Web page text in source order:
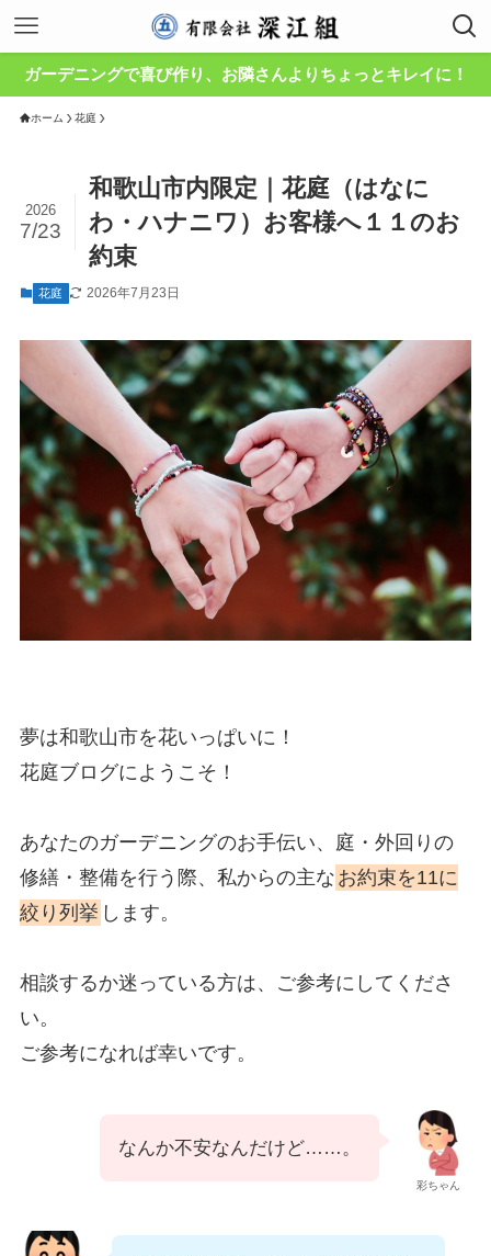
ガーデニングで喜び作り、お隣さんよりちょっとキレイに！
ホーム 花庭
和歌山市内限定｜花庭（はなに
わ・ハナニワ）お客様へ１１のお
約束
2026
7/23
花庭 2026年7月23日
夢は和歌山市を花いっぱいに！
花庭ブログにようこそ！
あなたのガーデニングのお手伝い、庭・外回りの
修繕・整備を行う際、私からの主な お約束を11に
絞り列挙 します。
相談するか迷っている方は、ご参考にしてくださ
い。
ご参考になれば幸いです。
彩ちゃん
なんか不安なんだけど……。